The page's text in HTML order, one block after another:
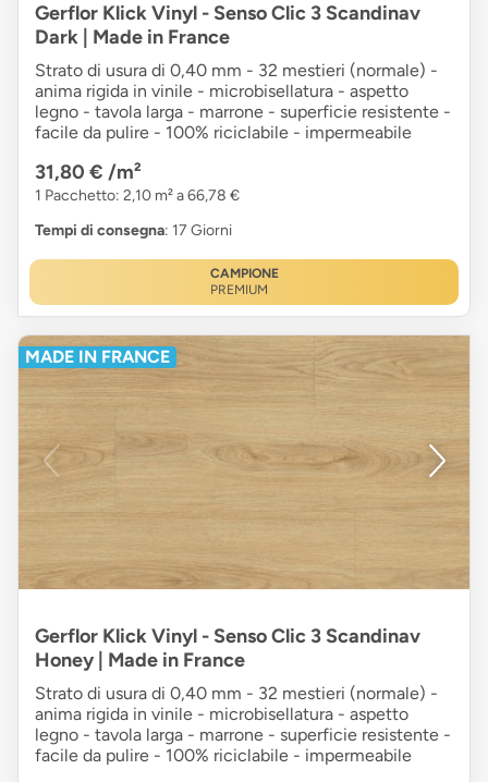
Gerflor Klick Vinyl - Senso Clic 3 Scandinav
Dark | Made in France
Strato di usura di 0,40 mm - 32 mestieri (normale) -
anima rigida in vinile - microbisellatura - aspetto
legno - tavola larga - marrone - superficie resistente -
facile da pulire - 100% riciclabile - impermeabile
31,80 € /m²
1 Pacchetto: 2,10 m² a 66,78 €
Tempi di consegna: 17 Giorni
CAMPIONE
PREMIUM
MADE IN FRANCE
Gerflor Klick Vinyl - Senso Clic 3 Scandinav
Honey | Made in France
Strato di usura di 0,40 mm - 32 mestieri (normale) -
anima rigida in vinile - microbisellatura - aspetto
legno - tavola larga - marrone - superficie resistente -
facile da pulire - 100% riciclabile - impermeabile